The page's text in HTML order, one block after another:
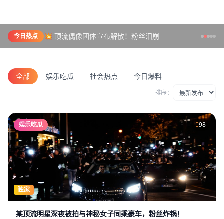
今日热点 💥 顶流偶像团体宣布解散！粉丝泪崩
全部 娱乐吃瓜 社会热点 今日爆料
排序：
娱乐吃瓜 98
独家
某顶流明星深夜被拍与神秘女子同乘豪车，粉丝炸锅！